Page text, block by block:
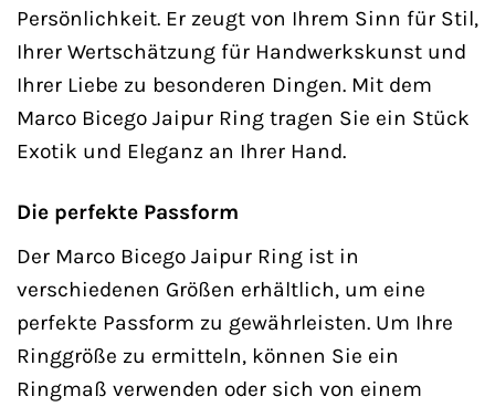
Persönlichkeit. Er zeugt von Ihrem Sinn für Stil,
Ihrer Wertschätzung für Handwerkskunst und
Ihrer Liebe zu besonderen Dingen. Mit dem
Marco Bicego Jaipur Ring tragen Sie ein Stück
Exotik und Eleganz an Ihrer Hand.
Die perfekte Passform
Der Marco Bicego Jaipur Ring ist in
verschiedenen Größen erhältlich, um eine
perfekte Passform zu gewährleisten. Um Ihre
Ringgröße zu ermitteln, können Sie ein
Ringmaß verwenden oder sich von einem